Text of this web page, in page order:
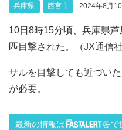
兵庫県 西宮市 2024年8月
10日8時15分頃、兵庫県
匹目撃された。（JX通信
サルを目撃しても近づい
が必要。
最新の情報は で